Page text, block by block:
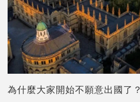
為什麼大家開始不願意出國了？